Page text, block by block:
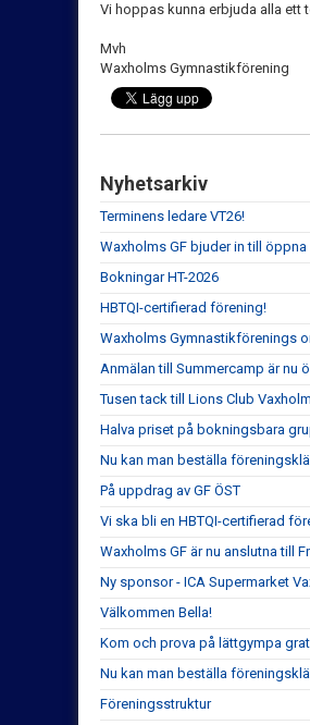
Vi hoppas kunna erbjuda alla ett
Mvh
Waxholms Gymnastikförening
Nyhetsarkiv
Terminens ledare VT26!
Waxholms GF bjuder in till
Bokningar HT-2026
HBTQI-certifierad förening!
Waxholms Gymnastikförenings
Anmälan till Summercamp är nu
Tusen tack till Lions Club
Halva priset på bokningsbara
Nu kan man beställa
På uppdrag av GF ÖST
Vi ska bli en HBTQI-certifierad
Waxholms GF är nu anslutna till
Ny sponsor - ICA Supermarket
Välkommen Bella!
Kom och prova på lättgympa
Nu kan man beställa
Föreningsstruktur